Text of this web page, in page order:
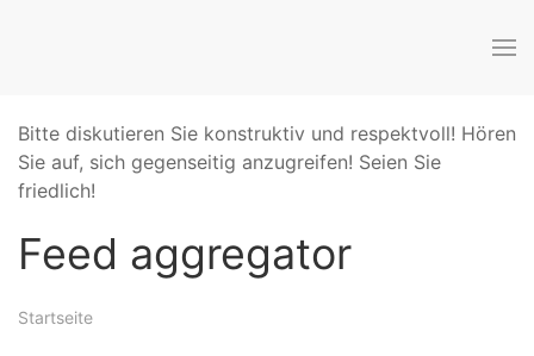
Bitte diskutieren Sie konstruktiv und respektvoll! Hören
Sie auf, sich gegenseitig anzugreifen! Seien Sie
friedlich!
Feed aggregator
Startseite